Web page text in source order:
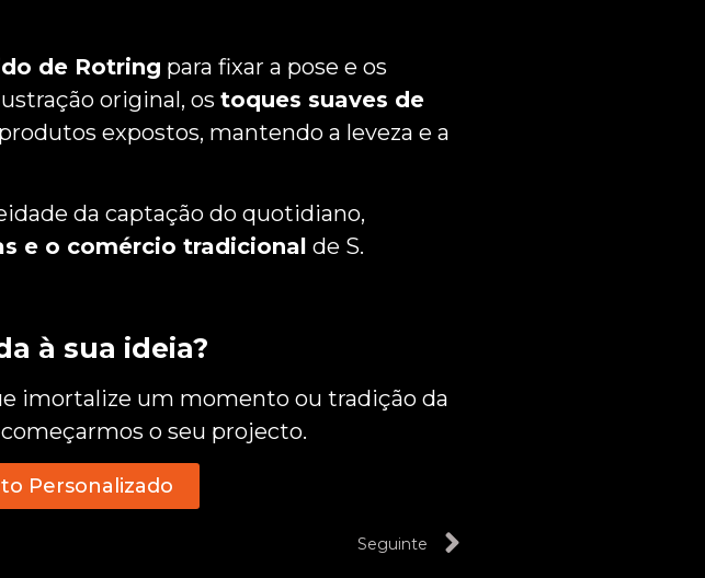
de Rotring para fixar a pose e os
original, os toques suaves de
expostos, mantendo a leveza e a
da captação do quotidiano,
e o comércio tradicional de S.
à sua ideia?
imortalize um momento ou tradição da
o seu projecto.
Personalizado
Seguinte